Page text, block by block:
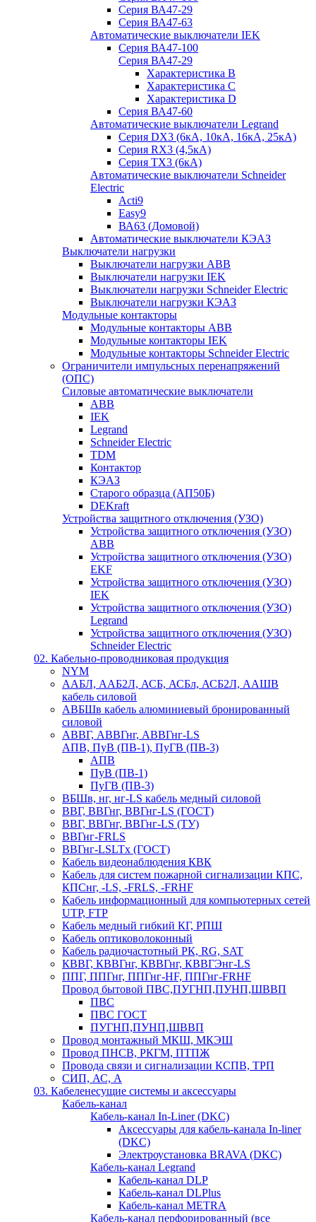
Серия ВА47-29
Серия ВА47-63
Автоматические выключатели IEK
Серия ВА47-100
Серия ВА47-29
Характеристика B
Характеристика C
Характеристика D
Серия ВА47-60
Автоматические выключатели Legrand
Серия DX3 (6кА, 10кА, 16кА, 25кА)
Серия RX3 (4,5кА)
Серия TX3 (6кА)
Автоматические выключатели Schneider
Electric
Acti9
Easy9
ВА63 (Домовой)
Автоматические выключатели КЭАЗ
Выключатели нагрузки
Выключатели нагрузки ABB
Выключатели нагрузки IEK
Выключатели нагрузки Schneider Electric
Выключатели нагрузки КЭАЗ
Модульные контакторы
Модульные контакторы ABB
Модульные контакторы IEK
Модульные контакторы Schneider Electric
Ограничители импульсных перенапряжений
(ОПС)
Силовые автоматические выключатели
ABB
IEK
Legrand
Schneider Electric
TDM
Контактор
КЭАЗ
Старого образца (АП50Б)
DEKraft
Устройства защитного отключения (УЗО)
Устройства защитного отключения (УЗО)
ABB
Устройства защитного отключения (УЗО)
EKF
Устройства защитного отключения (УЗО)
IEK
Устройства защитного отключения (УЗО)
Legrand
Устройства защитного отключения (УЗО)
Schneider Electric
02. Кабельно-проводниковая продукция
NYM
ААБЛ, ААБ2Л, АСБ, АСБл, АСБ2Л, ААШВ
кабель силовой
АВБШв кабель алюминиевый бронированный
силовой
АВВГ, АВВГнг, АВВГнг-LS
АПВ, ПуВ (ПВ-1), ПуГВ (ПВ-3)
АПВ
ПуВ (ПВ-1)
ПуГВ (ПВ-3)
ВБШв, нг, нг-LS кабель медный силовой
ВВГ, ВВГнг, ВВГнг-LS (ГОСТ)
ВВГ, ВВГнг, ВВГнг-LS (ТУ)
ВВГнг-FRLS
ВВГнг-LSLTx (ГОСТ)
Кабель видеонаблюдения КВК
Кабель для систем пожарной сигнализации КПС,
КПСнг, -LS, -FRLS, -FRHF
Кабель информационный для компьютерных сетей
UTP, FTP
Кабель медный гибкий КГ, РПШ
Кабель оптиковолоконный
Кабель радиочастотный РК, RG, SAT
КВВГ, КВВГнг, КВВГнг, КВВГЭнг-LS
ППГ, ППГнг, ППГнг-HF, ППГнг-FRHF
Провод бытовой ПВС,ПУГНП,ПУНП,ШВВП
ПВС
ПВС ГОСТ
ПУГНП,ПУНП,ШВВП
Провод монтажный МКШ, МКЭШ
Провод ПНСВ, РКГМ, ПТПЖ
Провода связи и сигнализации КСПВ, ТРП
СИП, АС, А
03. Кабеленесущие системы и аксессуары
Кабель-канал
Кабель-канал In-Liner (DKC)
Аксессуары для кабель-канала In-liner
(DKC)
Электроустановка BRAVA (DKC)
Кабель-канал Legrand
Кабель-канал DLP
Кабель-канал DLPlus
Кабель-канал METRA
Кабель-канал перфорированный (все